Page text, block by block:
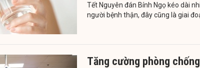
Tết Nguyên đán Bính Ngọ kéo dài
người bệnh thận, đây cũng là giai
Tăng cường phòng